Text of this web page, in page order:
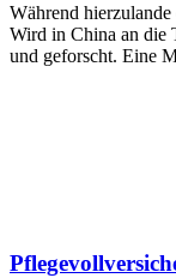
Während
Wird in China an die
und geforscht. Eine